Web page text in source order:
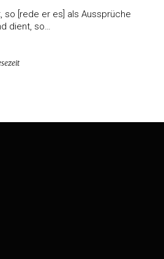
so [rede er es] als Aussprüche
dient, so…